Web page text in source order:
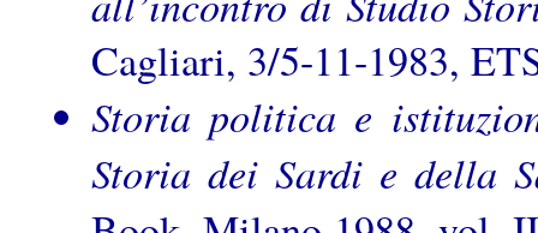
Cagliari, 3/5-11-1983,
Storia politica e
Storia dei Sardi e della